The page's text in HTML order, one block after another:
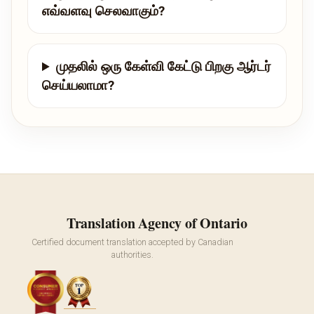
எவ்வளவு செலவாகும்?
முதலில் ஒரு கேள்வி கேட்டு பிறகு ஆர்டர்
செய்யலாமா?
Translation Agency of Ontario
Certified document translation accepted by Canadian
authorities.